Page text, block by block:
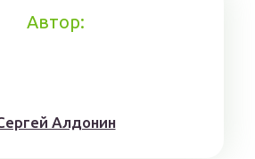
Автор:
Алдонин